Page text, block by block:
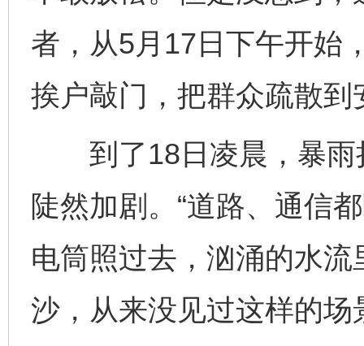
者，从5月17日下午开始
挨户敲门，把群众疏散到
到了18日凌晨，暴雨
陡然加剧。“道路、通信
电筒照过去，汹涌的水
沙，从来没见过这样的场